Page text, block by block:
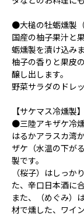
●大槌の牡蛎燻製
国産の柚子果汁と
蛎燻製を漬け込みま
柚子の香りと果皮
醸し出します。
野菜サラダのドレ
【サケマス冷燻製】
●三陸アキザケ冷
はるかアラスカ湾
ザケ（水温の下が
製です。
（桜子）はしっか
た、辛口日本酒に
また、（めぐみ）
材で燻した、ワイ